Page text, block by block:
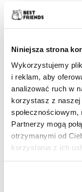
Niniejsza strona
Wykorzystujemy
i reklam, aby
analizować ruch w
korzystasz z naszej
Partnerzy mogą
otrzymanymi od
korzystania z ich
Plecak